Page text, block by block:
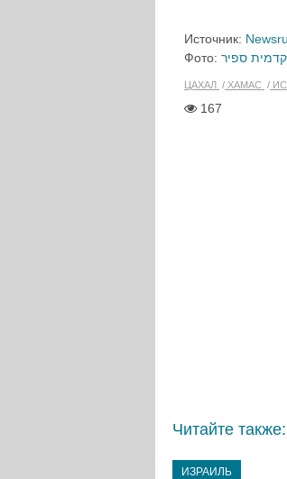
Источник:
Фото:
ЦАХАЛ ХАМАС
167
Читайте также:
ИЗРАИЛЬ